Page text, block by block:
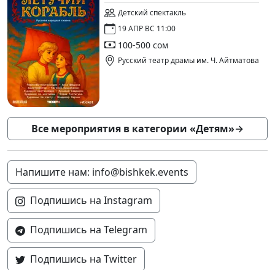
Детский спектакль
19 АПР ВС 11:00
100-500 сом
Русский театр драмы им. Ч. Айтматова
Все мероприятия в категории «Детям»→
Напишите нам: info@bishkek.events
Подпишись на Instagram
Подпишись на Telegram
Подпишись на Twitter